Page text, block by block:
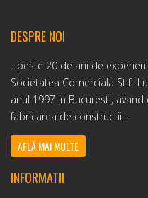
DESPRE NOI
...peste 20 de ani de
Societatea Comerciala Stift
anul 1997 in Bucuresti,
fabricarea de constructii...
AFLĂ MAI MULTE
INFORMATII